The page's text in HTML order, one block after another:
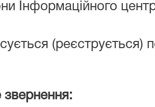
Інформаційного
звернення: